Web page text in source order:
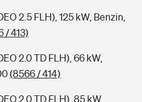
2.5 FLH), 125 kW, Benzin,
/ 413)
2.0 TD FLH), 66 kW,
(8566 / 414)
2.0 TD FLH), 85 kW,